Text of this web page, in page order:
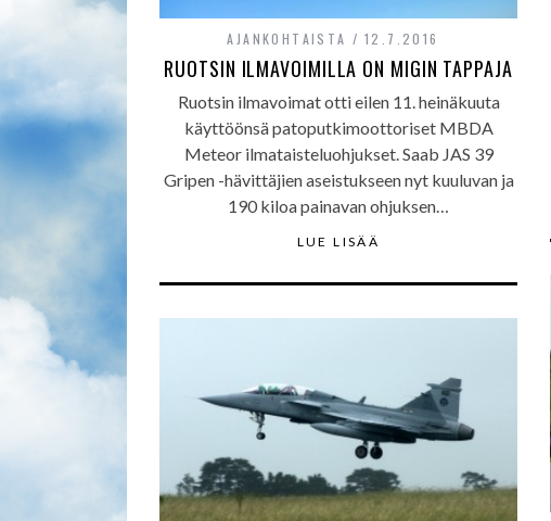
AJANKOHTAISTA 12.7.2016
RUOTSIN ILMAVOIMILLA ON MIGIN TAPPAJA
Ruotsin ilmavoimat otti eilen 11. heinäkuuta
käyttöönsä patoputkimoottoriset MBDA
Meteor ilmataisteluohjukset. Saab JAS 39
Gripen -hävittäjien aseistukseen nyt kuuluvan ja
190 kiloa painavan ohjuksen…
LUE LISÄÄ